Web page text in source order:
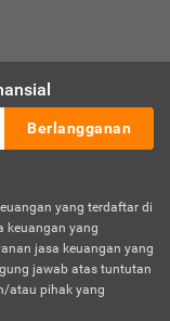
Berlangganan
yang terdaftar di
keuangan yang
jasa keuangan yang
jawab atas tuntutan
atau pihak yang